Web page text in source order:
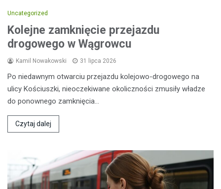
Uncategorized
Kolejne zamknięcie przejazdu
drogowego w Wągrowcu
Kamil Nowakowski 31 lipca 2026
Po niedawnym otwarciu przejazdu kolejowo-drogowego na
ulicy Kościuszki, nieoczekiwane okoliczności zmusiły władze
do ponownego zamknięcia…
Czytaj dalej